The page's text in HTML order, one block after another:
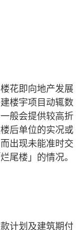
花即向地产发展
楼宇项目动辄数
般会提供较高折
后单位的实况或
出现未能准时交
尾楼」的情况。
计划及建筑期付